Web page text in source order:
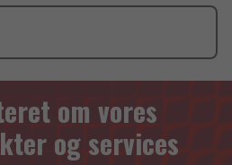
om vores
og services